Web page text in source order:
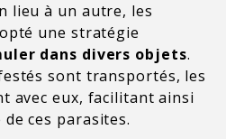
lieu à un autre, les
une stratégie
dans divers objets.
sont transportés, les
avec eux, facilitant ainsi
ces parasites.